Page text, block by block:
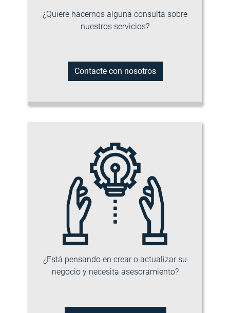
¿Quiere hacernos alguna consulta sobre
nuestros servicios?
Contacte con nosotros
¿Está pensando en crear o actualizar su
negocio y necesita asesoramiento?